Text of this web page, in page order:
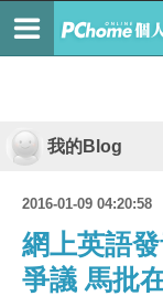
我的Blog
2016-01-09 04:20:58
網上英語
爭議 馬批